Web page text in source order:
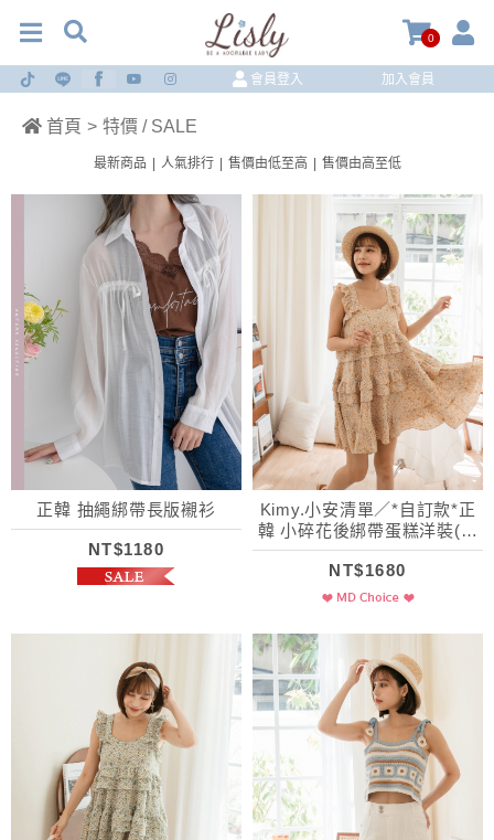
0
會員登入 加入會員
首頁 > 特價 / SALE
最新商品 人氣排行 售價由低至高 售價由高至低
正韓 抽繩綁帶長版襯衫
NT$1180
Kimy.小安清單／*自訂款*正
韓 小碎花後綁帶蛋糕洋裝(附
髮圈)
NT$1680